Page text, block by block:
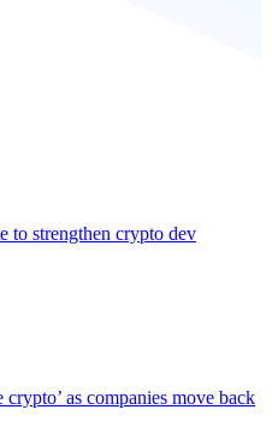
to strengthen crypto dev
as companies move back